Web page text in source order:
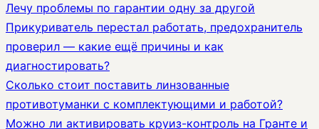
Лечу проблемы по гарантии одну за другой
Прикуриватель перестал работать, предохранитель
проверил — какие ещё причины и как
диагностировать?
Сколько стоит поставить линзованные
противотуманки с комплектующими и работой?
Можно ли активировать круиз-контроль на Гранте и